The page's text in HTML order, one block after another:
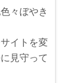
々ぼやき
イトを変
見守って